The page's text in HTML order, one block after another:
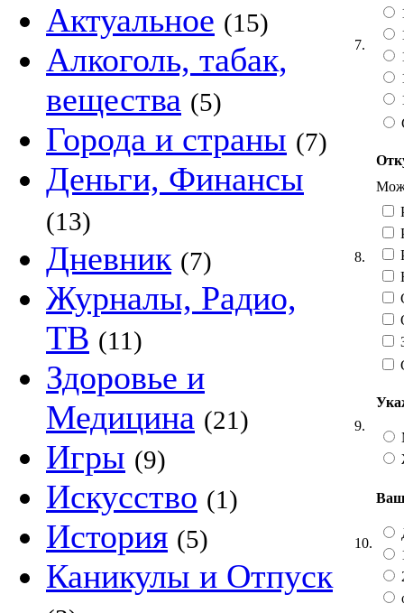
Актуальное (15)
Алкоголь, табак,
вещества (5)
Города и страны (7)
Деньги, Финансы
(13)
Дневник (7)
Журналы, Радио,
ТВ (11)
Здоровье и
Медицина (21)
Игры (9)
Искусство (1)
История (5)
Каникулы и Отпуск
7.
8.
9.
10.
Ваш